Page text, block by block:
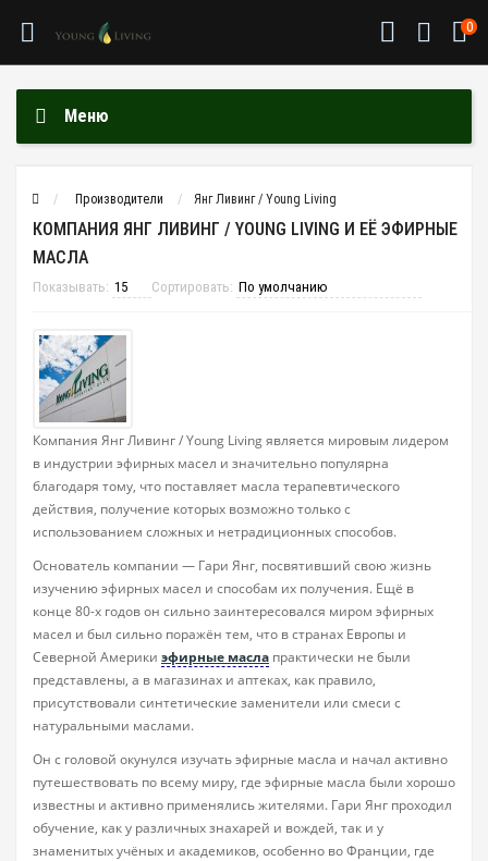
0
Меню
Производители Янг Ливинг / Young Living
КОМПАНИЯ ЯНГ ЛИВИНГ / YOUNG LIVING И ЕЁ ЭФИРНЫЕ
МАСЛА
Показывать: Сортировать:
Компания Янг Ливинг / Young Living является мировым лидером
в индустрии эфирных масел и значительно популярна
благодаря тому, что поставляет масла терапевтического
действия, получение которых возможно только с
использованием сложных и нетрадиционных способов.
Основатель компании — Гари Янг, посвятивший свою жизнь
изучению эфирных масел и способам их получения. Ещё в
конце 80-х годов он сильно заинтересовался миром эфирных
масел и был сильно поражён тем, что в странах Европы и
Северной Америки эфирные масла практически не были
представлены, а в магазинах и аптеках, как правило,
присутствовали синтетические заменители или смеси с
натуральными маслами.
Он с головой окунулся изучать эфирные масла и начал активно
путешествовать по всему миру, где эфирные масла были хорошо
известны и активно применялись жителями. Гари Янг проходил
обучение, как у различных знахарей и вождей, так и у
знаменитых учёных и академиков, особенно во Франции, где